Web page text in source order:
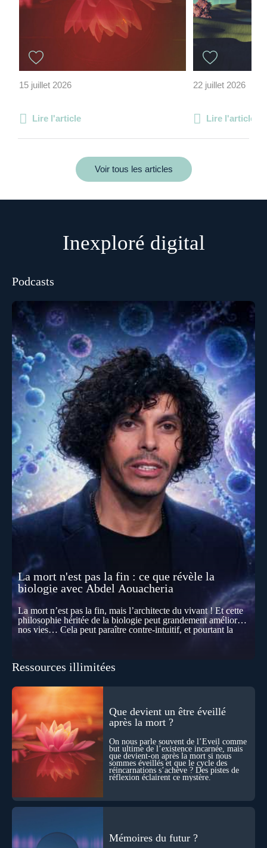
15 juillet 2026
Lire l'article
22 juillet 2026
Lire l'article
Voir tous les articles
Inexploré digital
Podcasts
La mort n'est pas la fin : ce que révèle la
biologie avec Abdel Aouacheria
La mort n’est pas la fin, mais l’architecte du vivant ! Et cette
philosophie héritée de la biologie peut grandement améliorer
nos vies… Cela peut paraître contre-intuitif, et pourtant la
se construisent grâce à des milliers de morts cellulaires
effacements nécessaires façonnent la vie elle-même. À toutes
les échelles, la mort apparaît moins comme une rupture que
comme une logique active du vivant. Alors, la biologie peut-
elle transformer notre manière de penser la mort ? Existe-t-il
des ponts avec nos intuitions métaphysiques sur le cycle de
l’âme ? Nous en parlons avec Abdel Aouacheria, docteur en
biochimie et spécialiste de la mort cellulaire.
Ressources illimitées
Que devient un être éveillé
après la mort ?
On nous parle souvent de l’Éveil comme
but ultime de l’existence incarnée, mais
que devient-on après la mort si nous
sommes éveillés et que le cycle des
réincarnations s’achève ? Des pistes de
réflexion éclairent ce mystère.
Mémoires du futur ?